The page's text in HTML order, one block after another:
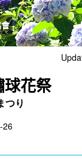
球花祭
つり
26